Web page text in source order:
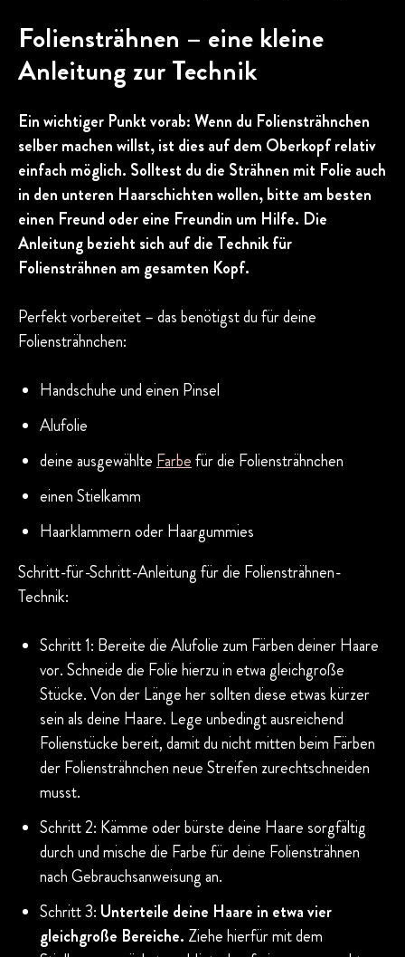
Foliensträhnen – eine kleine
Anleitung zur Technik
Ein wichtiger Punkt vorab: Wenn du Foliensträhnchen
selber machen willst, ist dies auf dem Oberkopf relativ
einfach möglich. Solltest du die Strähnen mit Folie auch
in den unteren Haarschichten wollen, bitte am besten
einen Freund oder eine Freundin um Hilfe. Die
Anleitung bezieht sich auf die Technik für
Foliensträhnen am gesamten Kopf.
Perfekt vorbereitet – das benötigst du für deine
Foliensträhnchen:
Handschuhe und einen Pinsel
Alufolie
deine ausgewählteFarbefür die Foliensträhnchen
einen Stielkamm
Haarklammern oder Haargummies
Schritt-für-Schritt-Anleitung für die Foliensträhnen-
Technik:
Schritt 1: Bereite die Alufolie zum Färben deiner Haare
vor. Schneide die Folie hierzu in etwa gleichgroße
Stücke. Von der Länge her sollten diese etwas kürzer
sein als deine Haare. Lege unbedingt ausreichend
Folienstücke bereit, damit du nicht mitten beim Färben
der Foliensträhnchen neue Streifen zurechtschneiden
musst.
Schritt 2: Kämme oder bürste deine Haare sorgfältig
durch und mische die Farbe für deine Foliensträhnen
nach Gebrauchsanweisung an.
Schritt 3: Unterteile deine Haare in etwa vier
gleichgroße Bereiche. Ziehe hierfür mit dem